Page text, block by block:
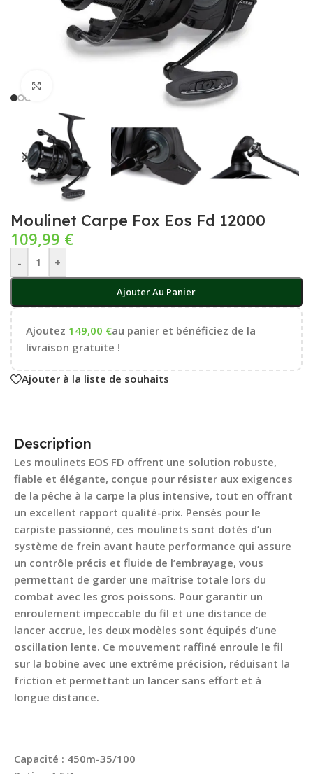
Moulinet Carpe Fox Eos Fd 12000
109,99 €
- +
Ajouter Au Panier
Ajoutez 149,00 €au panier et bénéficiez de la
livraison gratuite !
Ajouter à la liste de souhaits
Description
Les moulinets EOS FD offrent une solution robuste,
fiable et élégante, conçue pour résister aux exigences
de la pêche à la carpe la plus intensive, tout en offrant
un excellent rapport qualité-prix. Pensés pour le
carpiste passionné, ces moulinets sont dotés d’un
système de frein avant haute performance qui assure
un contrôle précis et fluide de l’embrayage, vous
permettant de garder une maîtrise totale lors du
combat avec les gros poissons. Pour garantir un
enroulement impeccable du fil et une distance de
lancer accrue, les deux modèles sont équipés d’une
oscillation lente. Ce mouvement raffiné enroule le fil
sur la bobine avec une extrême précision, réduisant la
friction et permettant un lancer sans effort et à
longue distance.
Capacité : 450m-35/100